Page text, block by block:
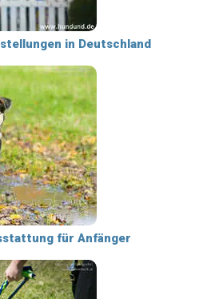
in Deutschland
für Anfänger